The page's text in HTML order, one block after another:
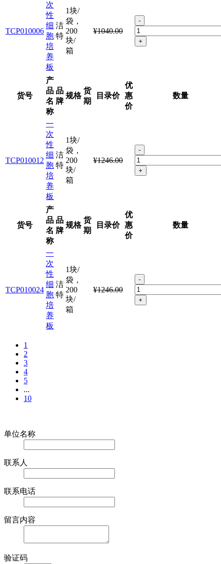
TCP010006
次
性
细
胞
培
养
板
洁
特
1块/
袋，
200
块/
箱
¥1040.00
-
+
货号
产
品
名
称
品
牌
规格
货
期
目录价
优
惠
价
数量
TCP010012
一
次
性
细
胞
培
养
板
洁
特
1块/
袋，
200
块/
箱
¥1246.00
-
+
货号
产
品
名
称
品
牌
规格
货
期
目录价
优
惠
价
数量
TCP010024
一
次
性
细
胞
培
养
板
洁
特
1块/
袋，
200
块/
箱
¥1246.00
-
+
1
2
3
4
5
...
10
单位名称
联系人
联系电话
留言内容
验证码